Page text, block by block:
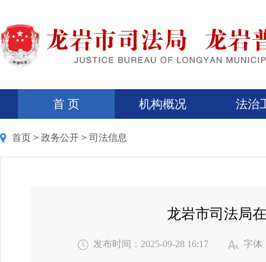
首 页 机构概况 法治
首页 > 政务公开 > 司法信息
龙岩市司法局
发布时间：2025-09-28 16:17 字体